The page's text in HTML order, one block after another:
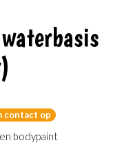
contact op
bodypaint